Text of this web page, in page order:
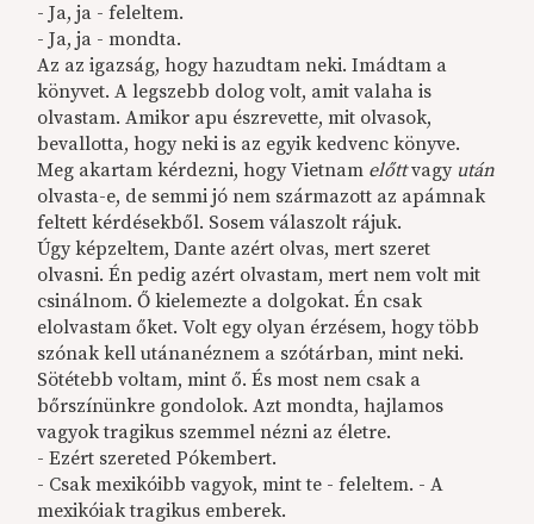
- Ja, ja - feleltem.
- Ja, ja - mondta.
Az az igazság, hogy hazudtam neki. Imádtam a
könyvet. A legszebb dolog volt, amit valaha is
olvastam. Amikor apu észrevette, mit olvasok,
bevallotta, hogy neki is az egyik kedvenc könyve.
Meg akartam kérdezni, hogy Vietnam előttvagy után
olvasta-e, de semmi jó nem származott az apámnak
feltett kérdésekből. Sosem válaszolt rájuk.
Úgy képzeltem, Dante azért olvas, mert szeret
olvasni. Én pedig azért olvastam, mert nem volt mit
csinálnom. Ő kielemezte a dolgokat. Én csak
elolvastam őket. Volt egy olyan érzésem, hogy több
szónak kell utánanéznem a szótárban, mint neki.
Sötétebb voltam, mint ő. És most nem csak a
bőrszínünkre gondolok. Azt mondta, hajlamos
vagyok tragikus szemmel nézni az életre.
- Ezért szereted Pókembert.
- Csak mexikóibb vagyok, mint te - feleltem. - A
mexikóiak tragikus emberek.